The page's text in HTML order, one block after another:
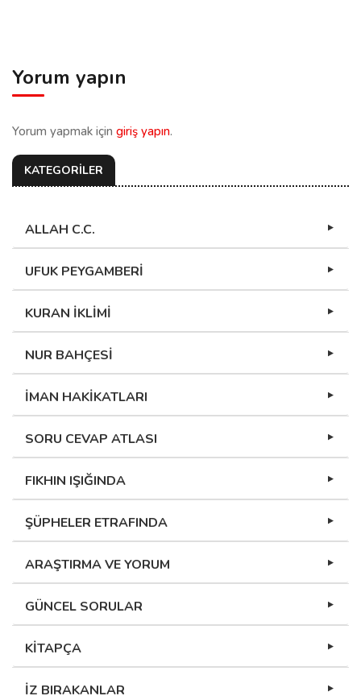
Yorum yapın
Yorum yapmak için giriş yapın.
KATEGORİLER
ALLAH C.C.
UFUK PEYGAMBERİ
KURAN İKLİMİ
NUR BAHÇESİ
İMAN HAKİKATLARI
SORU CEVAP ATLASI
FIKHIN IŞIĞINDA
ŞÜPHELER ETRAFINDA
ARAŞTIRMA VE YORUM
GÜNCEL SORULAR
KİTAPÇA
İZ BIRAKANLAR